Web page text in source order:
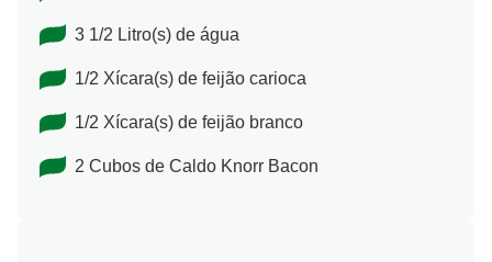
3 1/2 Litro(s) de água
1/2 Xícara(s) de feijão carioca
1/2 Xícara(s) de feijão branco
2 Cubos de Caldo Knorr Bacon